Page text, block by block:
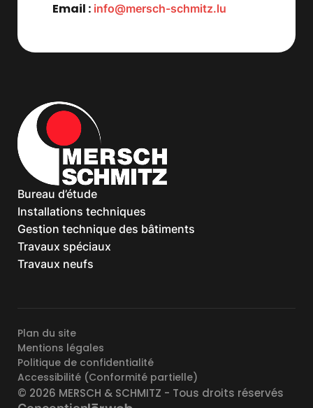
Email : info@mersch-schmitz.lu
Bureau d’étude
Installations techniques
Gestion technique des bâtiments
Travaux spéciaux
Travaux neufs
Plan du site
Mentions légales
Politique de confidentialité
Accessibilité (Conformité partielle)
© 2026 MERSCH & SCHMITZ - Tous droits réservés